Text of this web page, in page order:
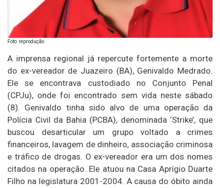
Foto: reprodução
A imprensa regional já repercute fortemente a morte
do ex-vereador de Juazeiro (BA), Genivaldo Medrado.
Ele se encontrava custodiado no Conjunto Penal
(CPJu), onde foi encontrado sem vida neste sábado
(8). Genivaldo tinha sido alvo de uma operação da
Polícia Civil da Bahia (PCBA), denominada ‘Strike’, que
buscou desarticular um grupo voltado a crimes
financeiros, lavagem de dinheiro, associação criminosa
e tráfico de drogas. O ex-vereador era um dos nomes
citados na operação. Ele atuou na Casa Aprígio Duarte
Filho na legislatura 2001-2004. A causa do óbito ainda